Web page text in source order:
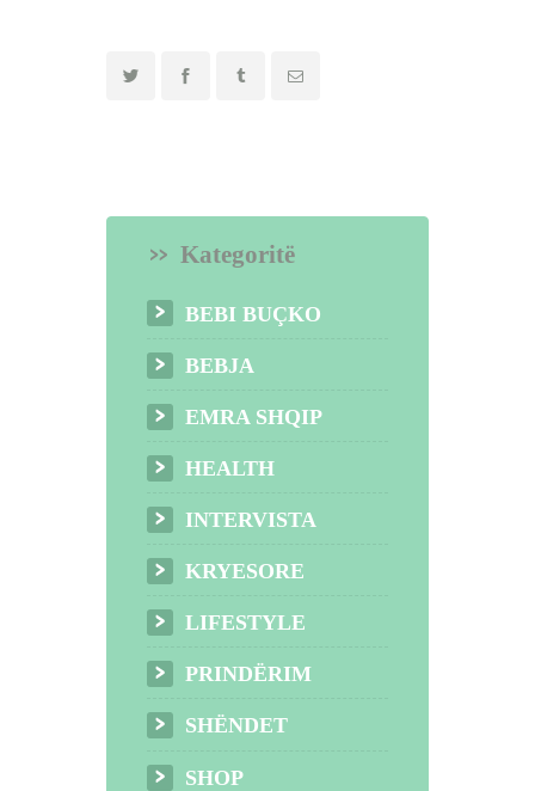
Kategoritë
BEBI BUÇKO
BEBJA
EMRA SHQIP
HEALTH
INTERVISTA
KRYESORE
LIFESTYLE
PRINDËRIM
SHËNDET
SHOP